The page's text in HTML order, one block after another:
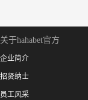
关于hahabet官方
企业简介
招贤纳士
员工风采